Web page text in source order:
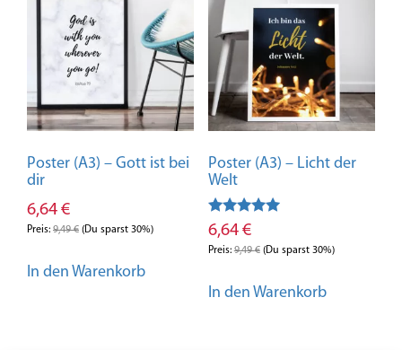
Poster (A3) – Gott ist bei
dir
6,64 €
Preis: 9,49€ (Du sparst 30%)
In den Warenkorb
Poster (A3) – Licht der
Welt
Bewertet mit
5.00
von 5
6,64 €
Preis:9,49€(Du sparst 30%)
In den Warenkorb